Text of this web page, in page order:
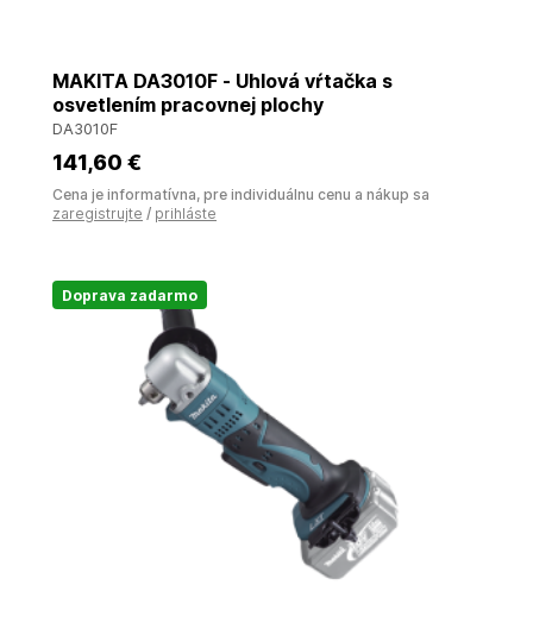
MAKITA DA3010F - Uhlová vŕtačka s
osvetlením pracovnej plochy
DA3010F
141,60 €
Cena je informatívna, pre individuálnu cenu a nákup sa
zaregistrujte / prihláste
Doprava zadarmo